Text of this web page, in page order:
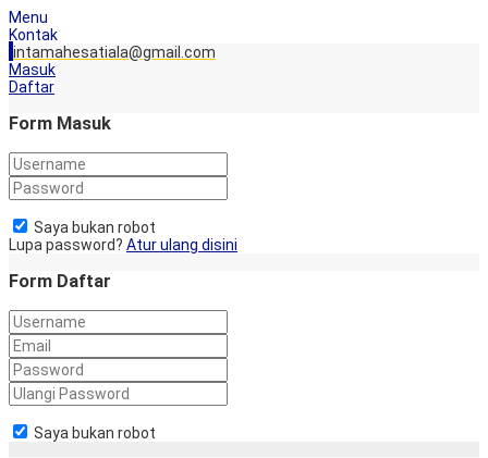
Menu
Kontak
intamahesatiala@gmail.com
Masuk
Daftar
Form Masuk
Saya bukan robot
Lupa password? Atur ulang disini
Form Daftar
Saya bukan robot